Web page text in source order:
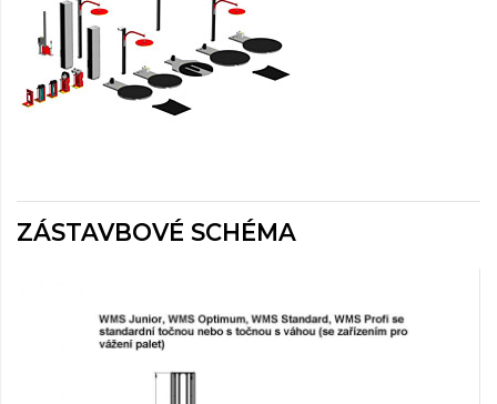
ZÁSTAVBOVÉ SCHÉMA